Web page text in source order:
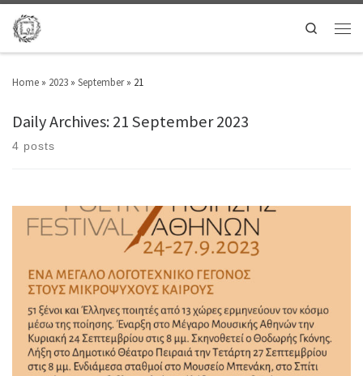
Search
Home » 2023 » September » 21
Daily Archives:21 September 2023
4 posts
Ένα μεγάλο λογοτεχνικό γεγονός στους μικρόψυχους καιρούς